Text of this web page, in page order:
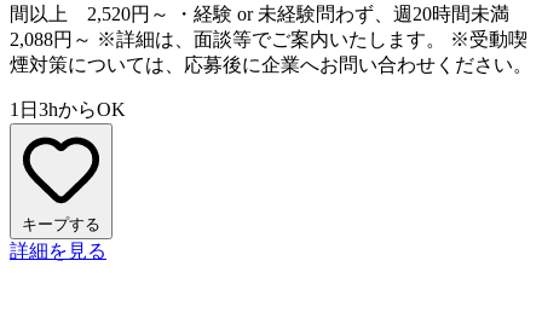
間以上 2,520円～ ・経験 or 未経験問わず、週20時間未満
2,088円～ ※詳細は、面談等でご案内いたします。 ※受動喫
煙対策については、応募後に企業へお問い合わせください。
1日3hからOK
キープする
詳細を見る